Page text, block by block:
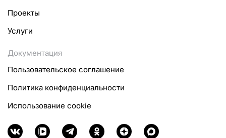
Проекты
Услуги
Документация
Пользовательское соглашение
Политика конфиденциальности
Использование cookie